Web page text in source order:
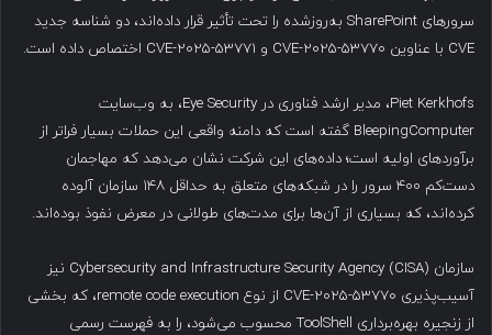
سرورهای SharePoint به‌روزشده را تحت تأثیر قرار داده‌اند، دو شناسه جدید
CVE با عناوین CVE-2025-53770 و CVE-2025-53771 اختصاص داده است.
Piet Kerkhofs، مدیر ارشد فناوری در Eye Security، به وب‌سایت
BleepingComputer گفته است که دامنه واقعی این حملات بسیار فراتر از
برآوردهای اولیه است؛ داده‌های این شرکت نشان می‌دهد که مهاجمان
دست‌کم ۴۰۰ سرور را در شبکه‌های متعلق به حداقل ۱۴۸ سازمان آلوده
کرده‌اند، که بسیاری از آن‌ها برای مدت‌های طولانی در معرض نفوذ بوده‌اند.
سازمان Cybersecurity and Infrastructure Security Agency (CISA) نیز
آسیب‌پذیری CVE-2025-53770 از نوع remote code execution، که بخشی
از زنجیره بهره‌برداری ToolShell محسوب می‌شود، را به فهرست رسمی